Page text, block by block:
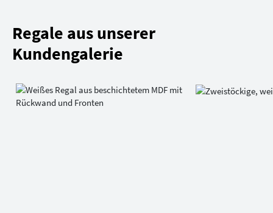
Regale aus unserer
Kundengalerie